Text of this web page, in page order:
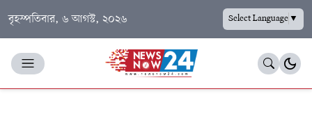
বৃহস্পতিবার, ৬ আগস্ট, ২০২৬ Select Language▼